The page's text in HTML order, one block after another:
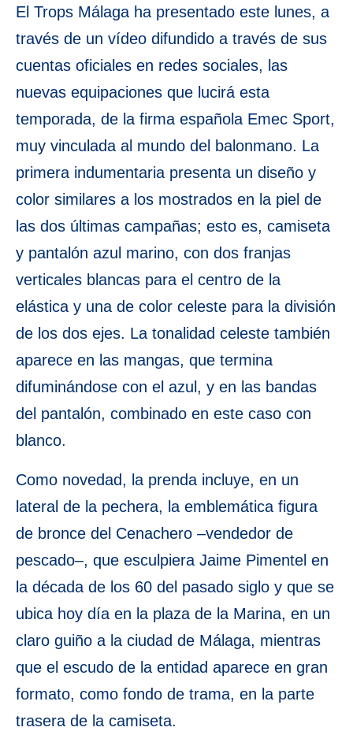
El Trops Málaga ha presentado este lunes, a
través de un vídeo difundido a través de sus
cuentas oficiales en redes sociales, las
nuevas equipaciones que lucirá esta
temporada, de la firma española Emec Sport,
muy vinculada al mundo del balonmano. La
primera indumentaria presenta un diseño y
color similares a los mostrados en la piel de
las dos últimas campañas; esto es, camiseta
y pantalón azul marino, con dos franjas
verticales blancas para el centro de la
elástica y una de color celeste para la división
de los dos ejes. La tonalidad celeste también
aparece en las mangas, que termina
difuminándose con el azul, y en las bandas
del pantalón, combinado en este caso con
blanco.
Como novedad, la prenda incluye, en un
lateral de la pechera, la emblemática figura
de bronce del Cenachero –vendedor de
pescado–, que esculpiera Jaime Pimentel en
la década de los 60 del pasado siglo y que se
ubica hoy día en la plaza de la Marina, en un
claro guiño a la ciudad de Málaga, mientras
que el escudo de la entidad aparece en gran
formato, como fondo de trama, en la parte
trasera de la camiseta.